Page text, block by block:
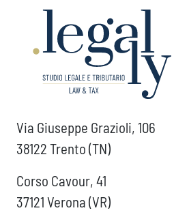
Via Giuseppe Grazioli, 106
38122 Trento (TN)
Corso Cavour, 41
37121 Verona (VR)